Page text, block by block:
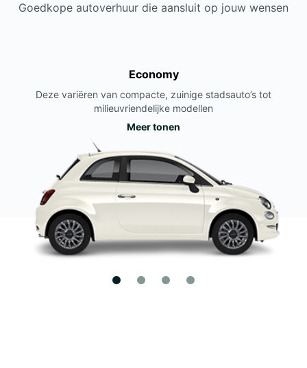
Goedkope autoverhuur die aansluit op jouw wensen
Economy
Deze variëren van compacte, zuinige stadsauto’s tot
milieuvriendelijke modellen
Meer tonen